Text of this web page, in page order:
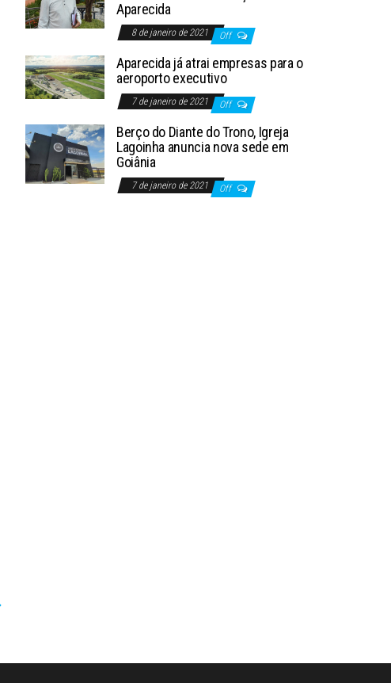
Aparecida
8 de janeiro de 2021 Off
Aparecida já atrai empresas para o
aeroporto executivo
7 de janeiro de 2021 Off
Berço do Diante do Trono, Igreja
Lagoinha anuncia nova sede em
Goiânia
7 de janeiro de 2021 Off